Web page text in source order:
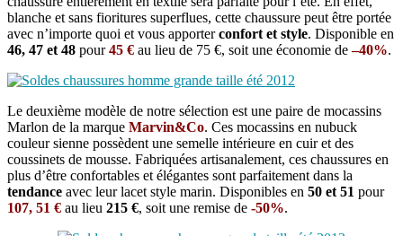
blanche et sans fioritures superflues, cette chaussure peut être portée
avec n’importe quoi et vous apporterconfort et style. Disponible en
46, 47 et 48 pour45 € au lieu de 75 €, soit une économie de–40%.
Le deuxième modèle de notre sélection est une paire de mocassins
Marlon de la marque Marvin&Co. Ces mocassins en nubuck
couleur sienne possèdent une semelle intérieure en cuir et des
coussinets de mousse. Fabriquées artisanalement, ces chaussures en
plus d’être confortables et élégantes sont parfaitement dans la
tendance avec leur lacet style marin. Disponibles en 50 et 51 pour
107, 51 € au lieu 215 €, soit une remise de -50%.